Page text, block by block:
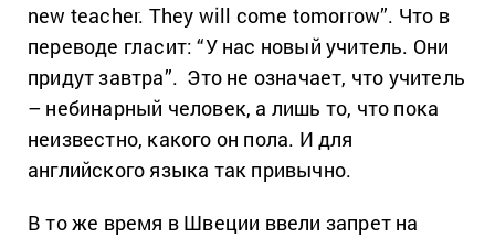
new teacher. They will come tomorrow”. Что в
переводе гласит: “У нас новый учитель. Они
придут завтра”. Это не означает, что учитель
– небинарный человек, а лишь то, что пока
неизвестно, какого он пола. И для
английского языка так привычно.
В то же время в Швеции ввели запрет на